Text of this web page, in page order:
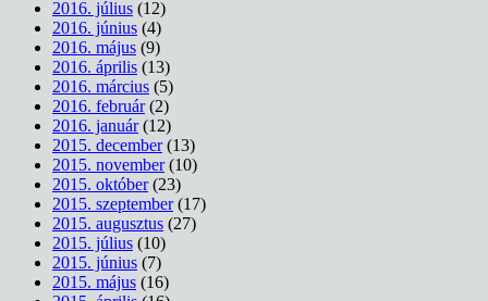
2016. július (12)
2016. június (4)
2016. május (9)
2016. április (13)
2016. március (5)
2016. február(2)
2016. január(12)
2015. december(13)
2015. november(10)
2015. október(23)
2015. szeptember(17)
2015. augusztus (27)
2015. július (10)
2015. június (7)
2015. május (16)